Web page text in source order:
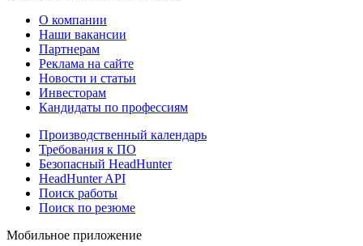
О компании
Наши вакансии
Партнерам
Реклама на сайте
Новости и статьи
Инвесторам
Кандидаты по профессиям
Производственный календарь
Требования к ПО
Безопасный HeadHunter
HeadHunter API
Поиск работы
Поиск по резюме
Мобильное приложение